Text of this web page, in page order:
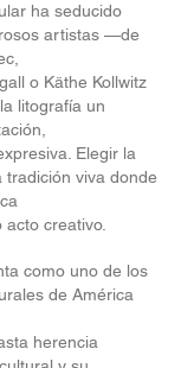
ha seducido
artistas —de
o Käthe Kollwitz
litografía un
Elegir la
tradición viva donde
creativo.
como uno de los
de América
herencia